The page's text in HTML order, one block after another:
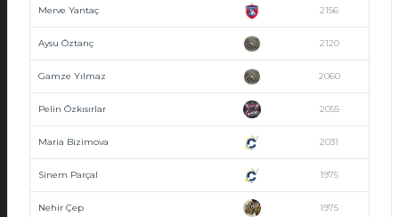
Merve Yantaç 2156
Aysu Öztanç 2120
Gamze Yılmaz 2060
Pelin Özkısırlar 2055
Maria Bizimova 2031
Sinem Parçal 1975
Nehir Çep 1975